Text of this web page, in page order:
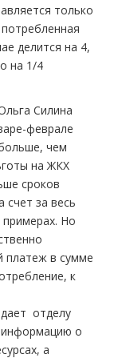
только
делится на 4,
на 1/4
Силина
феврале
чем
на ЖКХ
сроков
счет за весь
Но
платеж в сумме
к
отделу
информацию о
а